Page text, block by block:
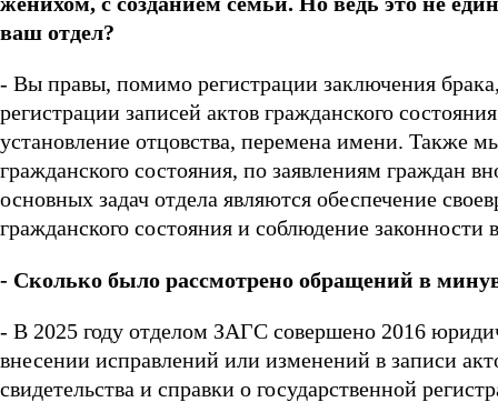
ваш отдел?
- Вы правы, помимо регистрации заключения
регистрации записей актов гражданского
установление отцовства, перемена имени. Также
гражданского состояния, по заявлениям граждан
основных задач отдела являются обеспечение
гражданского состояния и соблюдение
- Сколько было рассмотрено обращений в
- В 2025 году отделом ЗАГС совершено 2016
внесении исправлений или изменений в записи
свидетельства и справки о государственной